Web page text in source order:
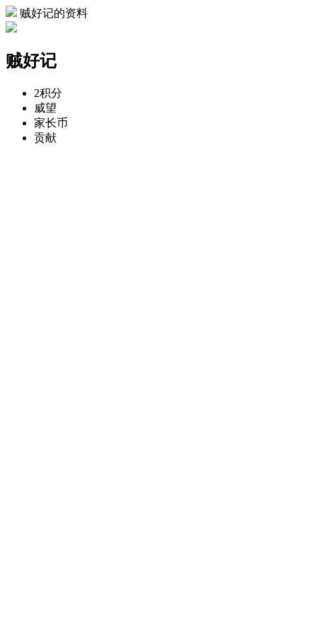
贼好记的资料
贼好记
2积分
威望
家长币
贡献